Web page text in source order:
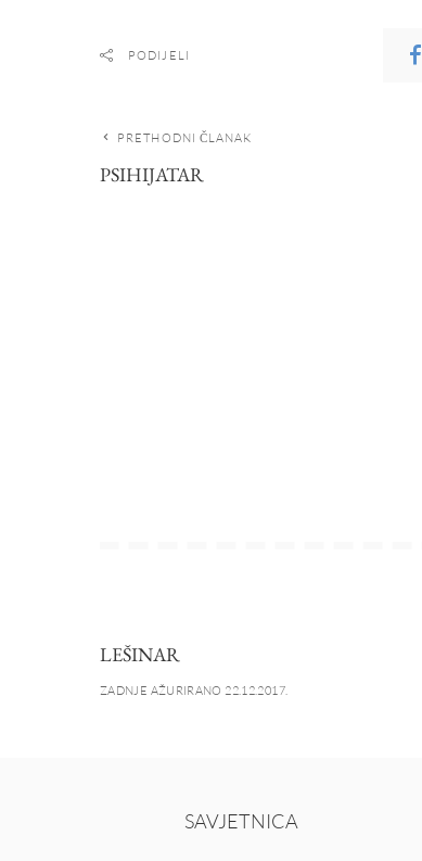
PODIJELI
PRETHODNI ČLANAK
PSIHIJATAR
LEŠINAR
ZADNJE AŽURIRANO 22.12.2017.
SAVJETNICA